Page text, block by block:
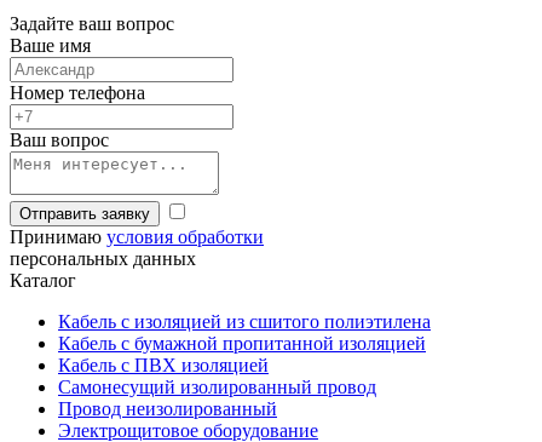
Задайте ваш вопрос
Ваше имя
Номер телефона
Ваш вопрос
Отправить заявку
Принимаю условия обработки
персональных данных
Каталог
Кабель с изоляцией из сшитого полиэтилена
Кабель с бумажной пропитанной изоляцией
Кабель с ПВХ изоляцией
Самонесущий изолированный провод
Провод неизолированный
Электрощитовое оборудование